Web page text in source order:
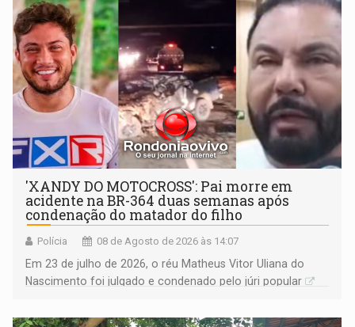
'XANDY DO MOTOCROSS': Pai morre em
acidente na BR-364 duas semanas após
condenação do matador do filho
Polícia 08 de Agosto de 2026 às 14:07
Em 23 de julho de 2026, o réu Matheus Vitor Uliana do
Nascimento foi julgado e condenado pelo júri popular